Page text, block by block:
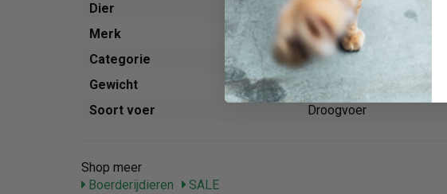
Dier
Boerderijdier
Merk
Versele-Laga
Categorie
Voer
Gewicht
25 kg
Soort voer
Droogvoer
Shop meer
Boerderijdieren
SALE